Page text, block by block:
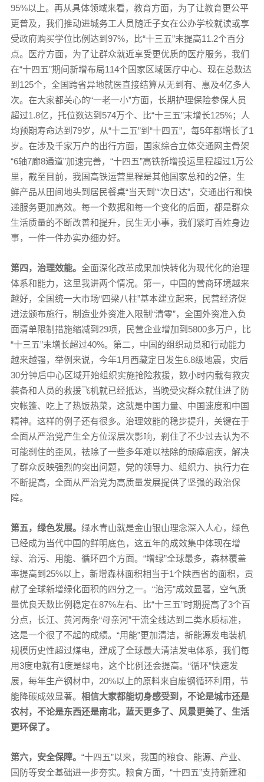
95%以上。再从具体领域来看，教育方面，为了让教育更公平
更普及，我们推动进城务工人员随迁子女在公办学校就读或享
受政府购买学位比例达到97%，比“十三五”末提高11.2个百分
点。医疗方面，为了让群众就近享受更优质的医疗服务，我们
在“十四五”期间新增布局114个国家区域医疗中心、现在总数达
到125个，全国跨省异地就医直接结算从无到有、惠及4亿多人
次。在大家都关心的“一老一小”方面，长期护理保险参保人员
超过1.8亿，托位数达到574万个、比“十三五”末增长125%；人
均预期寿命达到79岁，从“十二五”到“十四五”，每5年都增长了1
岁。在涉及千家万户的出行方面，国家综合立体交通网主骨架
“6轴7廊8通道”加速完善，“十四五”高铁新增投运里程超过1万公
里，截至目前，我国高铁运营里程是其他国家总和的2倍，生
鲜产品从田间地头到居民餐桌“当天到”“次日达”，交通出行和快
递服务更加高效。每一个数据和每一个变化的后面，都是群众
生活质量的不断改善和提升，民生无小事，我们紧盯百姓身边
事，一件一件办实办细办好。
第四，治理效能。 全面深化改革成果加快转化为现代化的治理
体系和能力，这里我讲两个情况。第一，中国的营商环境越来
越好，全国统一大市场“四梁八柱”基本建立起来，民营经济促
进法颁布施行，制造业外资准入限制“清零”，全国外资准入负
面清单限制措施缩减到29项，民营企业增加到5800多万户，比
“十三五”末增长超过40%。第二，中国的组织动员和行动能力
越来越强，举例来说，今年1月西藏定日发生6.8级地震，灾后
30分钟后中心区域开始组织实施抢险救援，数小时内载有救灾
装备和人员的救援飞机就已经抵达，当晚受灾群众就住进了防
灾帐篷、吃上了热饭热菜，这就是中国力量、中国速度和中国
精神。这样的例子还有很多。治理效能的稳步提升，关键在于
全面从严治党产生全方位深层次影响，刹住了不少过去认为不
可能刹住的歪风，祛除了一些多年难以祛除的顽瘴痼疾，解决
了群众反映强烈的突出问题，党的领导力、组织力、执行力在
不断提高，全面从严治党为高质量发展提供了坚强的政治保
障。
第五，绿色发展。 绿水青山就是金山银山理念深入人心，绿色
已经成为当代中国的鲜明底色，这五年的成效集中体现在增
绿、治污、用能、循环四个方面。“增绿”全球最多，森林覆盖
率提高到25%以上，新增森林面积相当于1个陕西省的面积，贡
献了全球新增绿化面积的四分之一。“治污”成效显著，空气质
量优良天数比例稳定在87%左右、比“十三五”时期提高了3个百
分点，长江、黄河两条“母亲河”干流全线达到二类水质标准，
这是一个很了不起的成绩。“用能”更加清洁，新能源发电装机
规模历史性超过煤电，建成了全球最大清洁发电体系，我们每
用3度电就有1度是绿电，这个比例还会提高。“循环”快速发
展，每年生产钢材中，20%以上的原料来自废钢循环利用，节
能降碳成效显著。 相信大家都能切身感受到，不论是城市还是
农村，不论是东西还是南北，蓝天更多了、风景更美了、生活
更环保了。
第六，安全保障。 “十四五”以来，我国的粮食、能源、产业、
国防等安全基础进一步夯实。粮食方面，“十四五”支持新建和